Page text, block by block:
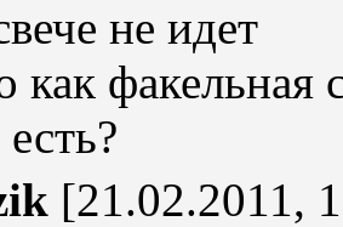
не идет
как факельная
[21.02.2011,